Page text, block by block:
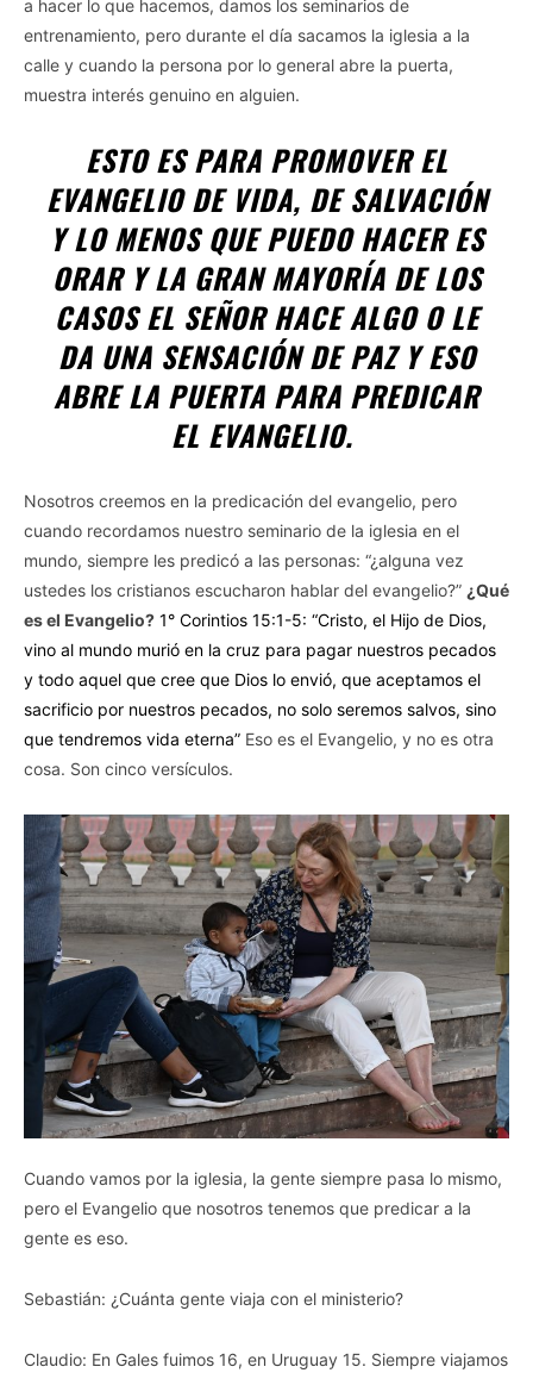
a hacer lo que hacemos, damos los seminarios de
entrenamiento, pero durante el día sacamos la iglesia a la
calle y cuando la persona por lo general abre la puerta,
muestra interés genuino en alguien.
ESTO ES PARA PROMOVER EL
EVANGELIO DE VIDA, DE SALVACIÓN
Y LO MENOS QUE PUEDO HACER ES
ORAR Y LA GRAN MAYORÍA DE LOS
CASOS EL SEÑOR HACE ALGO O LE
DA UNA SENSACIÓN DE PAZ Y ESO
ABRE LA PUERTA PARA PREDICAR
EL EVANGELIO.
Nosotros creemos en la predicación del evangelio, pero
cuando recordamos nuestro seminario de la iglesia en el
mundo, siempre les predicó a las personas: “¿alguna vez
ustedes los cristianos escucharon hablar del evangelio?” ¿Qué
es el Evangelio? 1° Corintios 15:1-5: “Cristo, el Hijo de Dios,
vino al mundo murió en la cruz para pagar nuestros pecados
y todo aquel que cree que Dios lo envió, que aceptamos el
sacrificio por nuestros pecados, no solo seremos salvos, sino
que tendremos vida eterna” Eso es el Evangelio, y no es otra
cosa. Son cinco versículos.
Cuando vamos por la iglesia, la gente siempre pasa lo mismo,
pero el Evangelio que nosotros tenemos que predicar a la
gente es eso.
Sebastián: ¿Cuánta gente viaja con el ministerio?
Claudio: En Gales fuimos 16, en Uruguay 15. Siempre viajamos